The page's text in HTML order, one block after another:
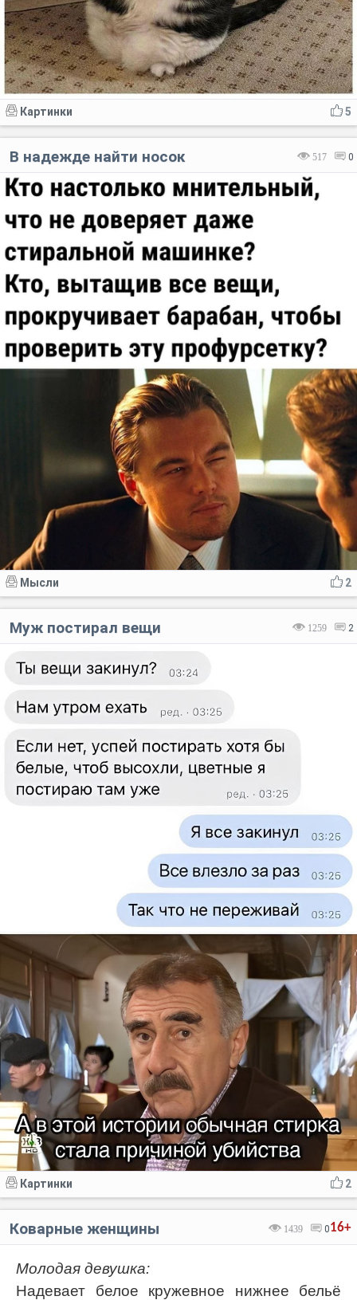
5
Картинки
517 0
В надежде найти носок
2
Мысли
1259 2
Муж постирал вещи
2
Картинки
16+
1439 0
Коварные женщины
Молодая девушка:
Надевает белое кружевное нижнее бельё